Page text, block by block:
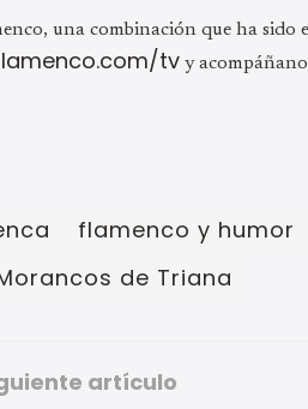
una combinación que ha sido
tv y
flamenco y humor
de Triana
artículo